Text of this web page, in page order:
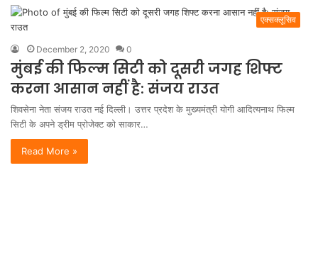
एक्सक्लूसिव
December 2, 2020 0
मुंबई की फिल्म सिटी को दूसरी जगह शिफ्ट
करना आसान नहीं है: संजय राउत
शिवसेना नेता संजय राउत नई दिल्ली। उत्तर प्रदेश के मुख्यमंत्री योगी आदित्यनाथ फिल्म
सिटी के अपने ड्रीम प्रोजेक्ट को साकार…
Read More »